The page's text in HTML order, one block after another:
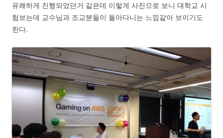
유쾌하게 진행되었던거 같은데 이렇게 사진으로 보니 대학교 시
험보는데 교수님과 조교분들이 돌아다니는 느낌같아 보이기도
한다.